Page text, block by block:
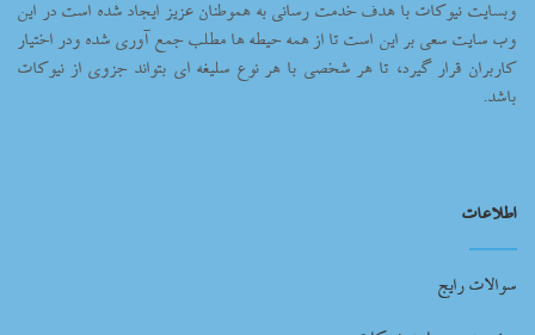
وبسایت نیوکات با هدف خدمت رسانی به هموطنان عزیز ایجاد شده است در این
وب سایت سعی بر این است تا از همه حیطه ها مطلب جمع آوری شده ودر اختیار
کاربران قرار گیرد، تا هر شخصی با هر نوع سلیغه ای بتواند جزوی از نیوکات
باشد.
اطلاعات
سوالات رایج